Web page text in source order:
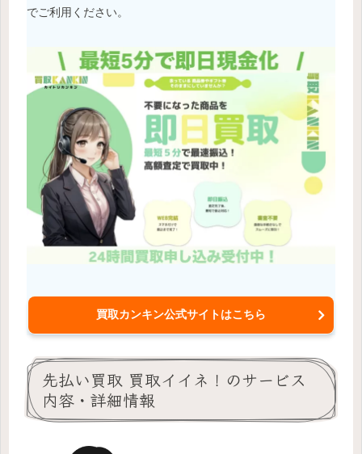
でご利用ください。
買取カンキン公式サイトはこちら
先払い買取 買取イイネ！のサービス
内容・詳細情報